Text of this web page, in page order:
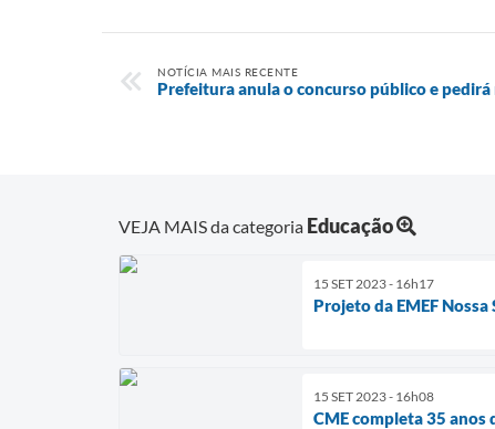
NOTÍCIA MAIS RECENTE
Prefeitura anula o concurso público e
VEJA MAIS da categoria Educação
15 SET 2023 - 16h17
Projeto da EMEF
15 SET 2023 - 16h08
CME completa 35 anos